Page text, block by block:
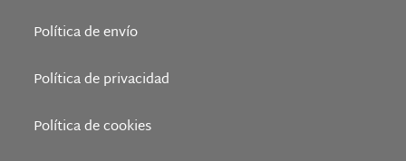
Política de envío
Política de privacidad
Política de cookies